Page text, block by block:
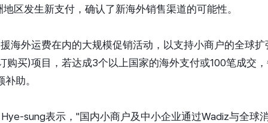
区发生新支付，确认了新海外销售渠道的可能性。
海外运费在内的大规模促销活动，以支持小商户的全球
购买)项目，若达成3个以上国家的海外支付或100笔成交
助。
sung表示，"国内小商户及中小企业通过Wadiz与全球